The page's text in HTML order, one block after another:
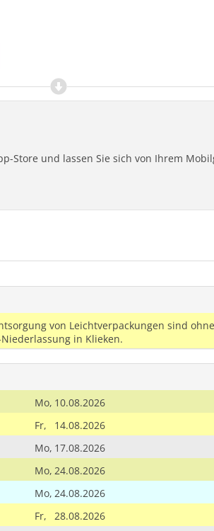
Store und lassen Sie sich von Ihrem
von Leichtverpackungen sind
Niederlassung in Klieken.
Mo, 10.08.2026
Fr,
14.08.2026
Mo, 17.08.2026
Mo, 24.08.2026
Mo, 24.08.2026
Fr,
28.08.2026